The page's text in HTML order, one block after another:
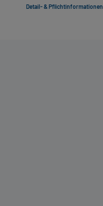
Detail- & Pflichtinformationen